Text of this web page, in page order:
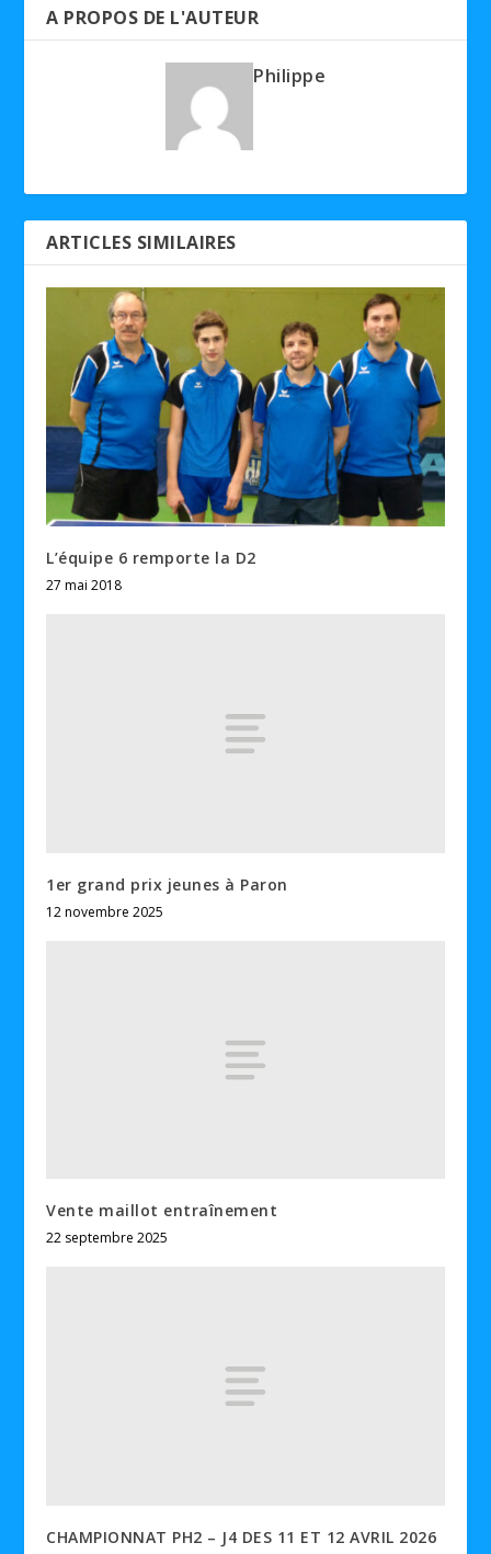
A PROPOS DE L'AUTEUR
Philippe
ARTICLES SIMILAIRES
L’équipe 6 remporte la D2
27 mai 2018
1er grand prix jeunes à Paron
12 novembre 2025
Vente maillot entraînement
22 septembre 2025
CHAMPIONNAT PH2 – J4 DES 11 ET 12 AVRIL 2026